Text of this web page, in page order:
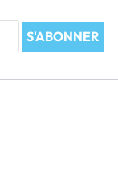
S'ABONNER